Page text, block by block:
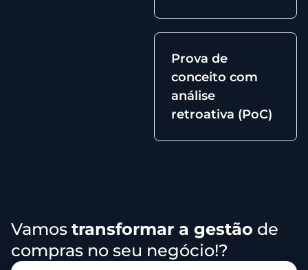
Prova de
conceito com
análise
retroativa (PoC)
Vamos transformar a gestão de
compras no seu negócio!?